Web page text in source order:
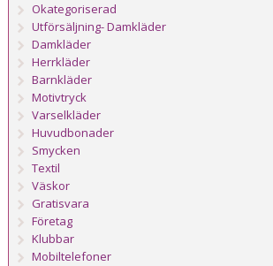
Okategoriserad
Utförsäljning- Damkläder
Damkläder
Herrkläder
Barnkläder
Motivtryck
Varselkläder
Huvudbonader
Smycken
Textil
Väskor
Gratisvara
Företag
Klubbar
Mobiltelefoner